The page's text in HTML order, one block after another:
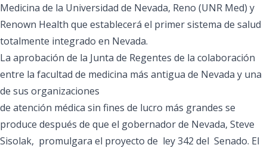
Medicina de la Universidad de Nevada, Reno (UNR Med) y
Renown Health que establecerá el primer sistema de salud
totalmente integrado en Nevada.
La aprobación de la Junta de Regentes de la colaboración
entre la facultad de medicina más antigua de Nevada y una
de sus organizaciones
de atención médica sin fines de lucro más grandes se
produce después de que el gobernador de Nevada, Steve
Sisolak, promulgara el proyecto de ley 342 del Senado. El